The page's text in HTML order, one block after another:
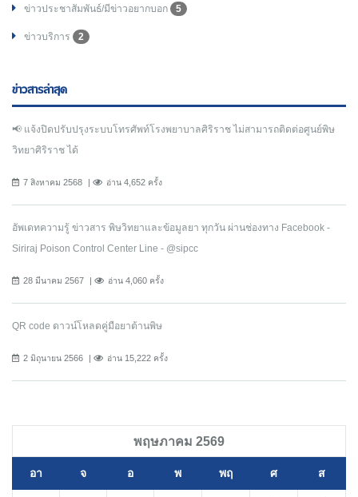
ข่าวประชาสัมพันธ์/มีข่าวอยากบอก 5
ข่าวบริการ 2
ข่าวสารล่าสุด
📢 แจ้งปิดปรับปรุงระบบโทรศัพท์โรงพยาบาลศิริราช ไม่สามารถติดต่อศูนย์พิษ
วิทยาศิริราช ได้
7 สิงหาคม 2568 อ่าน 4,652 ครั้ง
อัพเดทความรู้ ข่าวสาร พิษวิทยาและข้อมูลยา ทุกวัน ผ่านช่องทาง Facebook -
Siriraj Poison Control Center Line - @sipcc
28 มีนาคม 2567 อ่าน 4,060 ครั้ง
QR code ดาวน์โหลดคู่มือยาต้านพิษ
2 มิถุนายน 2566 อ่าน 15,222 ครั้ง
พฤษภาคม 2569
อา จ อ พ พฤ ศ ส